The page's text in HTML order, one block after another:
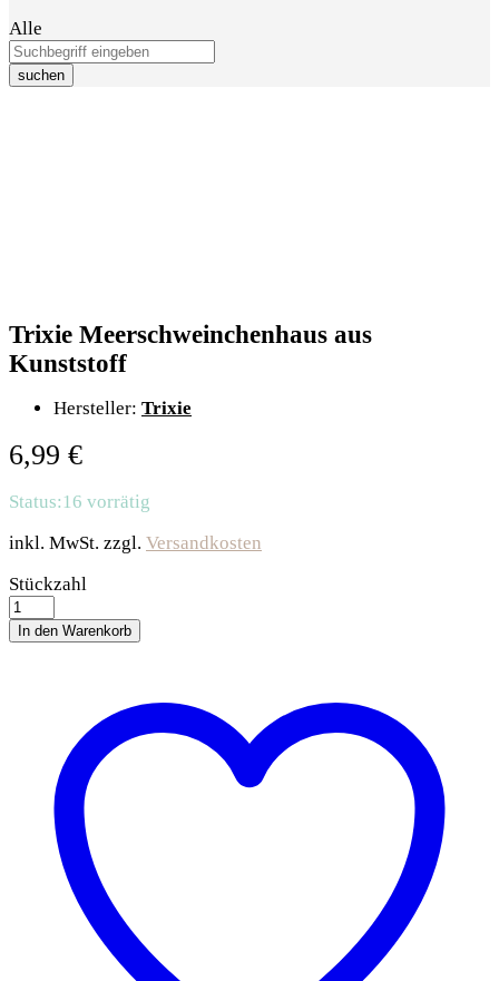
Alle
suchen
Trixie Meerschweinchenhaus aus
Kunststoff
Hersteller: Trixie
6,99 €
Status: 16 vorrätig
inkl. MwSt. zzgl. Versandkosten
Trixie
Meerschweinchenhaus
aus
Kunststoff
Stückzahl
In den Warenkorb